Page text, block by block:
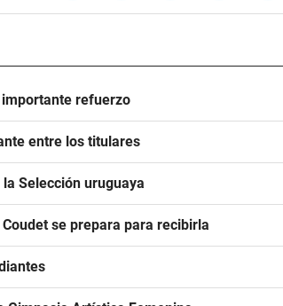
importante refuerzo
entre los titulares
Selección uruguaya
se prepara para recibirla